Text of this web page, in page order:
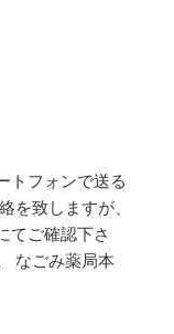
トフォンで送る
を致しますが、
てご確認下さ
なごみ薬局本